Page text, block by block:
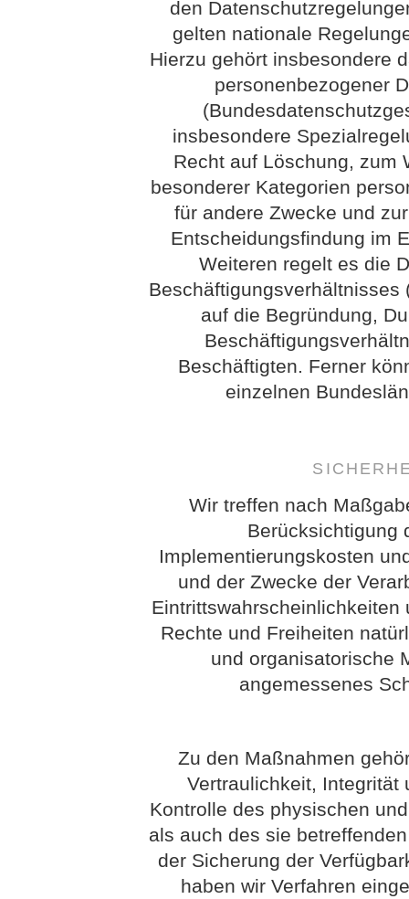
den
gelten nationale
Hierzu gehört insbesondere
personenbezogener
insbesondere
Recht auf Löschung, zum
besonderer Kategorien
für andere Zwecke und
Entscheidungsfindung im
Weiteren regelt es die
Beschäftigungsverhältnisses
auf die Begründung,
Beschäftigten. Ferner
einzelnen
Wir treffen nach
Berücksichtigung
Implementierungskosten
und der Zwecke der
Rechte und Freiheiten
und organisatorische
angemessenes
Zu den Maßnahmen
Vertraulichkeit, Integrität
Kontrolle des physischen
als auch des sie
der Sicherung der
haben wir Verfahren